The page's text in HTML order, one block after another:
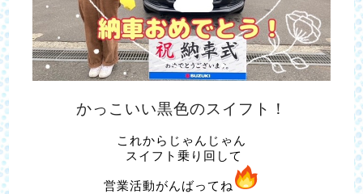
かっこいい黒色のスイフト！
これからじゃんじゃん
スイフト乗り回して
営業活動がんばってね